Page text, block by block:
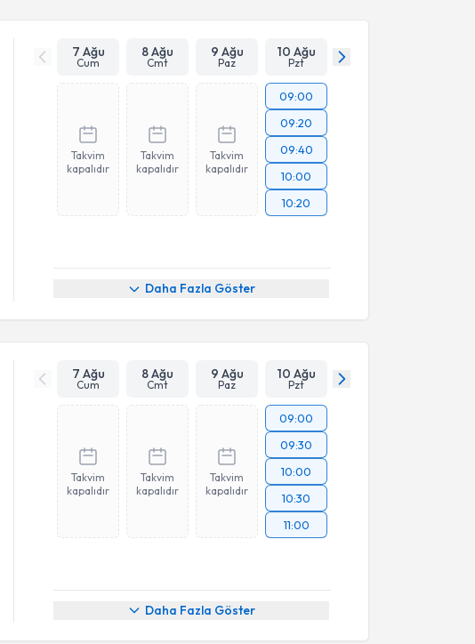
7 Ağu
Cum
8 Ağu
Cmt
9 Ağu
Paz
10 Ağu
Pzt
Takvim
kapalıdır
Takvim
kapalıdır
Takvim
kapalıdır
09:00
09:20
09:40
10:00
10:20
Daha Fazla Göster
7 Ağu
Cum
8 Ağu
Cmt
9 Ağu
Paz
10 Ağu
Pzt
Takvim
kapalıdır
Takvim
kapalıdır
Takvim
kapalıdır
09:00
09:30
10:00
10:30
11:00
Daha Fazla Göster
Randevu Takvimi Talebi